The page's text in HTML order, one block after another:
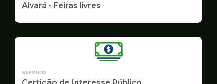
Alvará - Feiras livres
SERVICO